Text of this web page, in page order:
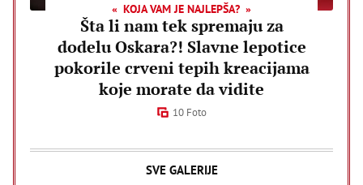
KOJA VAM JE NAJLEPŠA?
Šta li nam tek spremaju za
dodelu Oskara?! Slavne lepotice
pokorile crveni tepih kreacijama
koje morate da vidite
10 Foto
SVE GALERIJE